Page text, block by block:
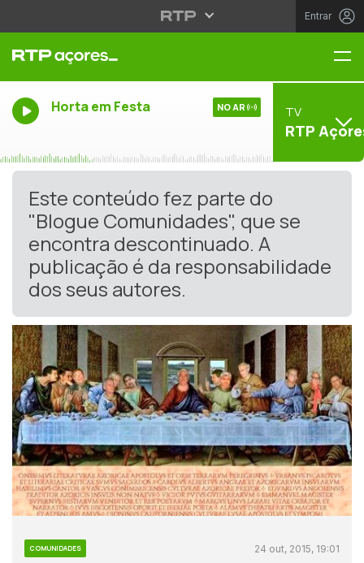
Entrar
Horta em Festa NO AR TV
RTP
Este conteúdo fez parte do
"Blogue Comunidades", que se
encontra descontinuado. A
publicação é da responsabilidade
dos seus autores.
COMUNIDADES 24 out, 2015, 19:01